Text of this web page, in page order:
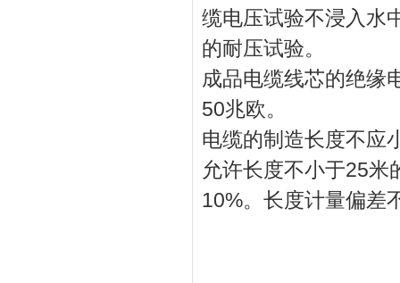
缆电压试验不浸入水
的耐压试验。
成品电缆线芯的绝缘
50兆欧。
电缆的制造长度不应
允许长度不小于25米
10%。长度计量偏差